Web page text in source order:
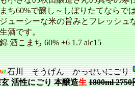
ち60%で醸し～しぼりたてならで
ューシーな米の旨みとフレッシュ
酒です。
酒こまち 60% +6 1.7 alc15
石川 そうげん かっせいにごり
活性にごり 本醸造生 1800ml 2750